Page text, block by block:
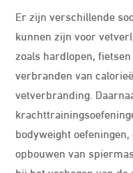
Er zijn verschillende
kunnen zijn voor
zoals hardlopen,
verbranden van
vetverbranding.
bodyweight
opbouwen van